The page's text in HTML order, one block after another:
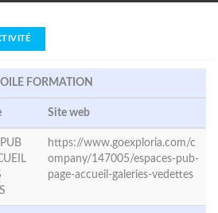
FORMATION
Site web
https://www.goexploria.com/c
ompany/147005/espaces-pub-
page-accueil-galeries-vedettes